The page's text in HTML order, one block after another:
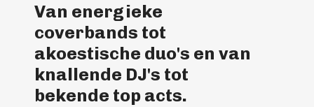
Van energieke
coverbands tot
akoestische duo's en van
knallende DJ's tot
bekende top acts.